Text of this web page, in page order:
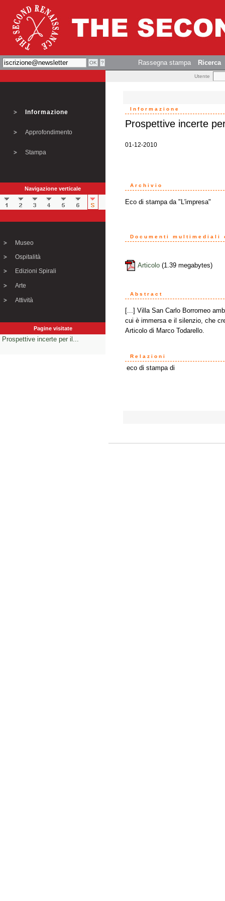
Rassegna stampa Ricerca
Utente
Informazione
Approfondimento
Stampa
Navigazione verticale
Museo
Ospitalità
Edizioni Spirali
Arte
Attività
Pagine visitate
Prospettive incerte per il...
Informazione
Prospettive incerte
01-12-2010
Archivio
Eco di stampa da "L'impresa"
Documenti multimediali
Articolo(1.39 megabytes)
Abstract
[...] Villa San Carlo Borromeo
cui è immersa e il silenzio, che
Articolo di Marco Todarello.
Relazioni
eco di stampa di